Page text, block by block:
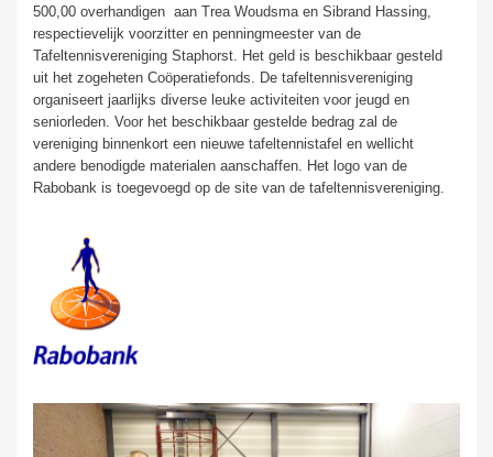
500,00 overhandigen aan Trea Woudsma en Sibrand Hassing,
respectievelijk voorzitter en penningmeester van de
Tafeltennisvereniging Staphorst. Het geld is beschikbaar gesteld
uit het zogeheten Coöperatiefonds. De tafeltennisvereniging
organiseert jaarlijks diverse leuke activiteiten voor jeugd en
seniorleden. Voor het beschikbaar gestelde bedrag zal de
vereniging binnenkort een nieuwe tafeltennistafel en wellicht
andere benodigde materialen aanschaffen. Het logo van de
Rabobank is toegevoegd op de site van de tafeltennisvereniging.